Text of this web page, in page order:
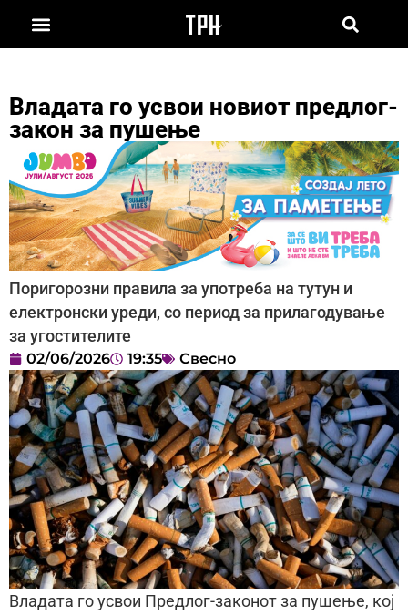
Владата го усвои новиот предлог-
закон за пушење
Поригорозни правила за употреба на тутун и
електронски уреди, со период за прилагодување
за угостителите
02/06/2026 19:35 Свесно
Владата го усвои Предлог-законот за пушење, кој